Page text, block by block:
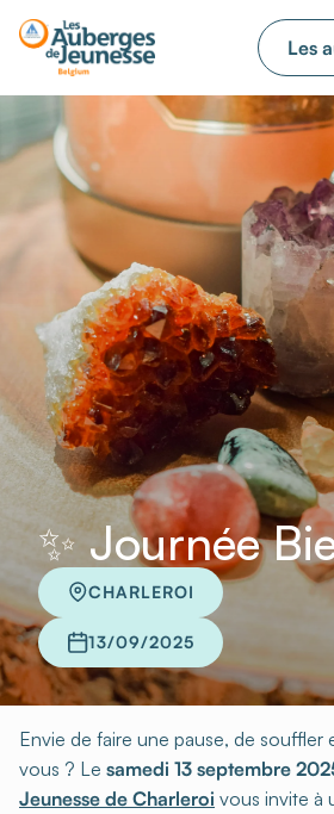
✨ Journée
CHARLEROI
13/09/2025
Envie de faire une pause, de souffler
vous ? Le samedi 13 septembre
Jeunesse de Charleroi vous invite à